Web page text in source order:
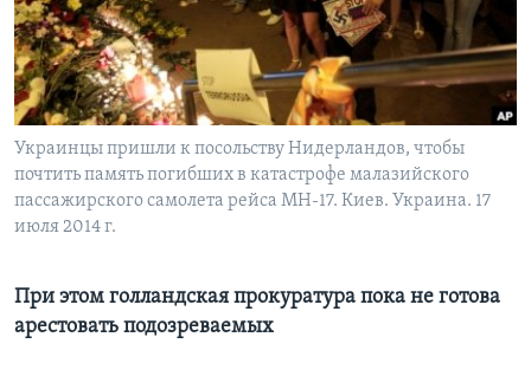
Learning English
СОЦИАЛЬНЫЕ СЕТИ
Языки
Украинцы пришли к посольству Нидерландов, чтобы
почтить память погибших в катастрофе малазийского
пассажирского самолета рейса МН-17. Киев. Украина. 17
июля 2014 г.
При этом голландская прокуратура пока не готова
арестовать подозреваемых